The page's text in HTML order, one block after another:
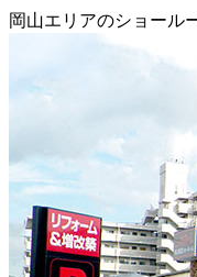
岡山エリアのショール